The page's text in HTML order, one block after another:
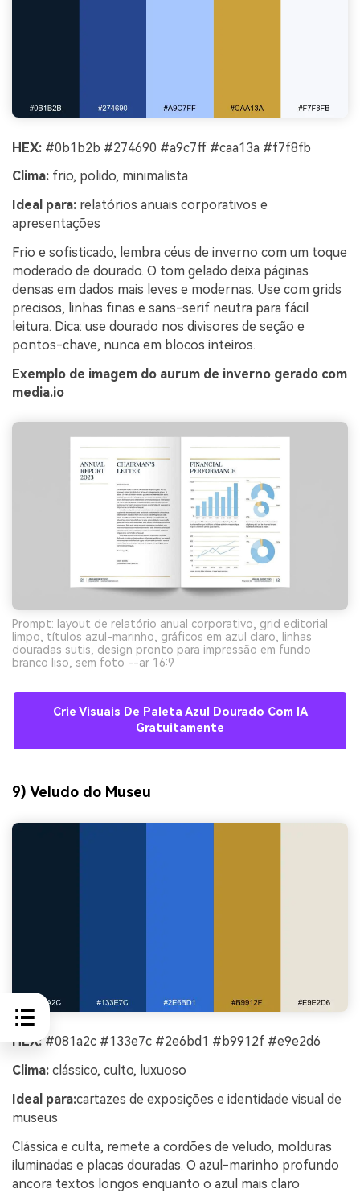
HEX: #0b1b2b #274690 #a9c7ff #caa13a #f7f8fb
Clima: frio, polido, minimalista
Ideal para: relatórios anuais corporativos e
apresentações
Frio e sofisticado, lembra céus de inverno com um toque
moderado de dourado. O tom gelado deixa páginas
densas em dados mais leves e modernas. Use com grids
precisos, linhas finas e sans-serif neutra para fácil
leitura. Dica: use dourado nos divisores de seção e
pontos-chave, nunca em blocos inteiros.
Exemplo de imagem do aurum de inverno gerado com
media.io
Prompt: layout de relatório anual corporativo, grid editorial
limpo, títulos azul-marinho, gráficos em azul claro, linhas
douradas sutis, design pronto para impressão em fundo
branco liso, sem foto --ar 16:9
Crie Visuais De Paleta Azul Dourado Com IA
Gratuitamente
9) Veludo do Museu
HEX: #081a2c #133e7c #2e6bd1 #b9912f #e9e2d6
Clima: clássico, culto, luxuoso
Ideal para:cartazes de exposições e identidade visual de
museus
Clássica e culta, remete a cordões de veludo, molduras
iluminadas e placas douradas. O azul-marinho profundo
ancora textos longos enquanto o azul mais claro